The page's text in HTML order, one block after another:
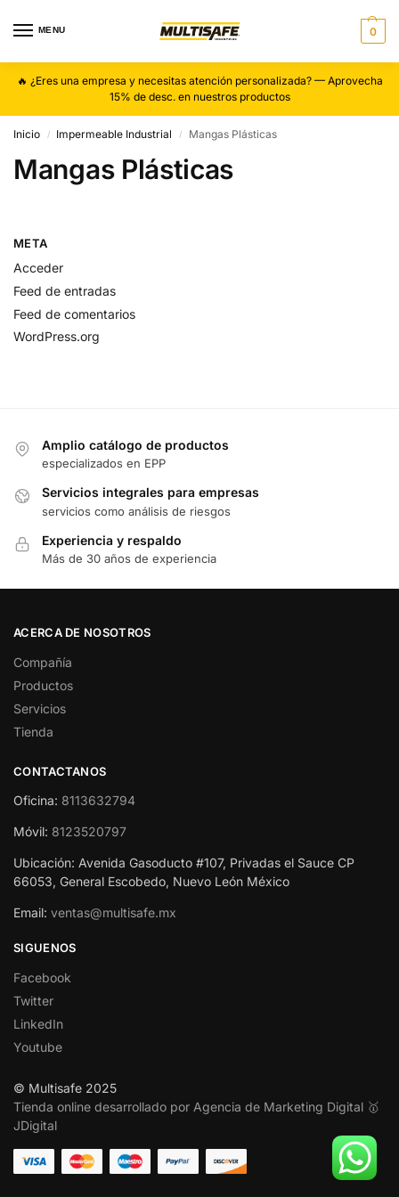
MENU 0
🔥 ¿Eres una empresa y necesitas atención personalizada? — Aprovecha
15% de desc. en nuestros productos
Inicio / Impermeable Industrial / Mangas Plásticas
Mangas Plásticas
META
Acceder
Feed de entradas
Feed de comentarios
WordPress.org
Amplio catálogo de productos
especializados en EPP
Servicios integrales para empresas
servicios como análisis de riesgos
Experiencia y respaldo
Más de 30 años de experiencia
ACERCA DE NOSOTROS
Compañía
Productos
Servicios
Tienda
CONTACTANOS
Oficina: 8113632794
Móvil: 8123520797
Ubicación: Avenida Gasoducto #107, Privadas el Sauce CP
66053, General Escobedo, Nuevo León México
Email: ventas@multisafe.mx
SIGUENOS
Facebook
Twitter
LinkedIn
Youtube
© Multisafe 2025
Tienda online desarrollado por Agencia de Marketing Digital 🥇
JDigital